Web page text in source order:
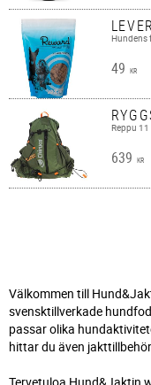
Hundens
49 KR
Reppu 11
639 KR
Välkommen till
svensktillverkade
passar olika
hittar du även